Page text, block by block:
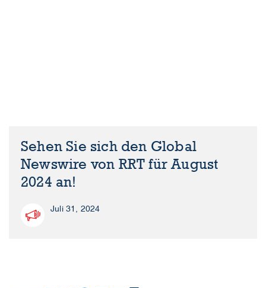
Sehen Sie sich den Global
Newswire von RRT für August
2024 an!
Juli 31, 2024